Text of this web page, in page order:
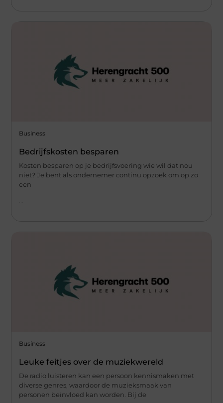
Business
Bedrijfskosten besparen
Kosten besparen op je bedrijfsvoering wie wil dat nou
niet? Je bent als ondernemer continu opzoek om op zo
een
...
Business
Leuke feitjes over de muziekwereld
De radio luisteren kan een persoon kennismaken met
diverse genres, waardoor de muzieksmaak van
personen beïnvloed kan worden. Bij de